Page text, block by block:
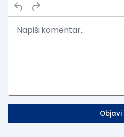
Objavi